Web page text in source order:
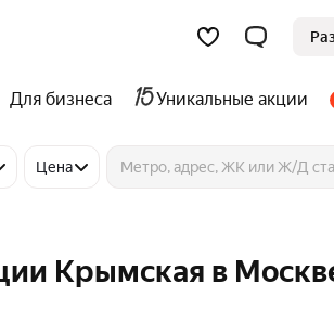
Для бизнеса Уникальные акции
Цена
Крымская в